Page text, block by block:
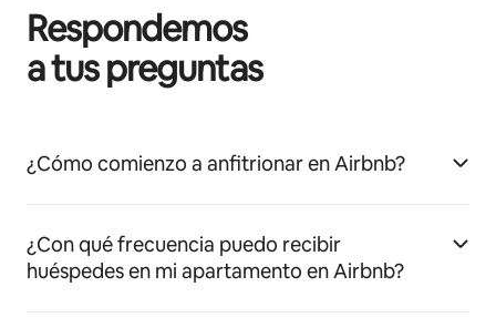
Respondemos
a tus preguntas
¿Cómo comienzo a anfitrionar en Airbnb?
¿Con qué frecuencia puedo recibir
huéspedes en mi apartamento en Airbnb?